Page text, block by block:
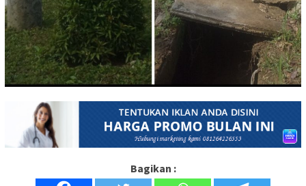
Bagikan :